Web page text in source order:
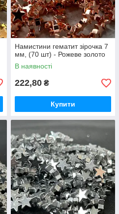
Намистини гематит зірочка 7
мм, (70 шт) - Рожеве золото
В наявності
222,80 ₴
Купити